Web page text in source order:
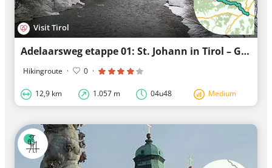
Visit Tirol
Adelaarsweg etappe 01: St. Johann in Tirol – Gaudeamushütte
Hikingroute · 0 ·
12,9 km 1.057 m 04u48 Medium